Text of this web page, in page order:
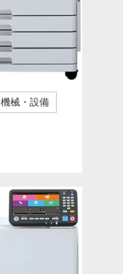
機械・設備